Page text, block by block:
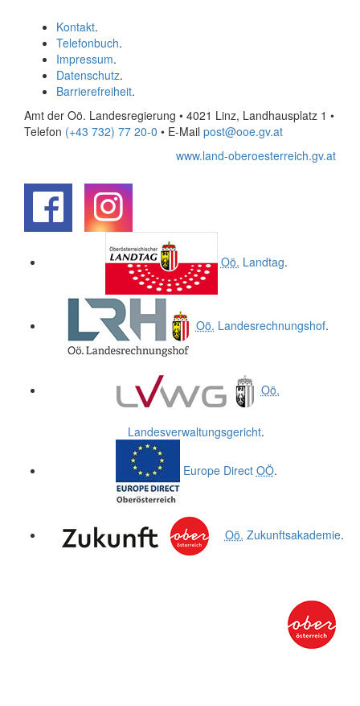
Kontakt.
Telefonbuch.
Impressum.
Datenschutz.
Barrierefreiheit.
Amt der Oö. Landesregierung • 4021 Linz, Landhausplatz 1 •
Telefon (+43 732) 77 20-0 • E-Mail post@ooe.gv.at
www.land-oberoesterreich.gv.at
Oö. Landtag.
Oö. Landesrechnungshof.
Oö.
Landesverwaltungsgericht.
Europe Direct OÖ.
Oö. Zukunftsakademie.